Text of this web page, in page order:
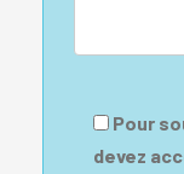
Pour
devez